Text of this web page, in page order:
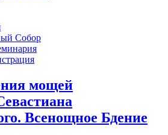
Собор
мощей
Всенощное Бдение